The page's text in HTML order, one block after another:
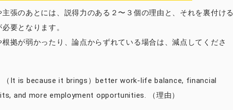
主張のあとには、説得力のある２〜３個の理由と、それを裏付ける
要となります。
根拠が弱かったり、論点からずれている場合は、減点してくださ
（It is because it brings）better work-life balance, financial
and more employment opportunities. （理由）